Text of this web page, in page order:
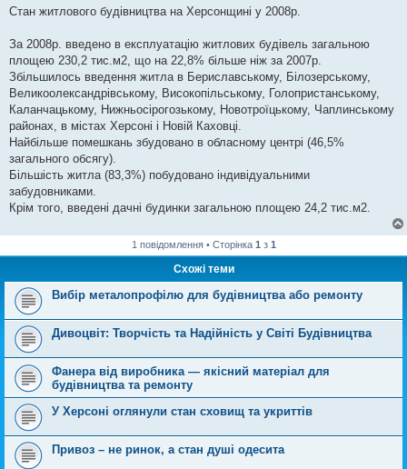
о
е
н
я
Стан житлового будівництва на Херсонщині у 2008р.
За 2008р. введено в експлуатацію житлових будівель загальною
площею 230,2 тис.м2, що на 22,8% більше ніж за 2007р.
Збільшилось введення житла в Бериславському, Білозерському,
Великоолександрівському, Високопільському, Голопристанському,
Каланчацькому, Нижньосірогозькому, Новотроїцькому, Чаплинському
районах, в містах Херсоні і Новій Каховці.
Найбільше помешкань збудовано в обласному центрі (46,5%
загального обсягу).
Більшість житла (83,3%) побудовано індивідуальними
забудовниками.
Крім того, введені дачні будинки загальною площею 24,2 тис.м2.
1 повідомлення • Сторінка 1 з 1
Схожі теми
Вибір металопрофілю для будівництва або ремонту
Дивоцвіт: Творчість та Надійність у Світі Будівництва
Фанера від виробника — якісний матеріал для
будівництва та ремонту
У Херсоні оглянули стан сховищ та укриттів
Привоз – не ринок, а стан душі одесита